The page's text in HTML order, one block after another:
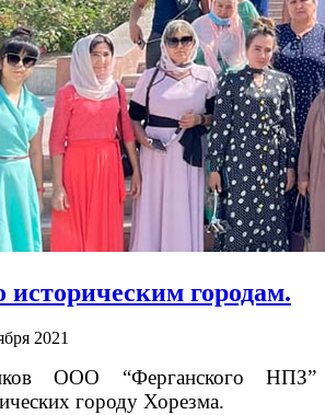
историческим городам.
2021
ООО “Ферганского НПЗ”
городу Хорезма.